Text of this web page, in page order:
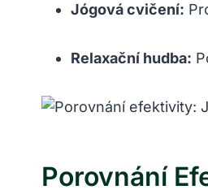
Jógová cvičení:
Relaxační hudba:
Porovnání